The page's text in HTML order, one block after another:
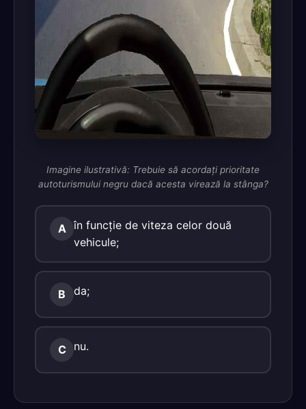
Imagine ilustrativă: Trebuie să acordaţi prioritate
autoturismului negru dacă acesta virează la stânga?
A în funcţie de viteza celor două
vehicule;
B da;
C nu.